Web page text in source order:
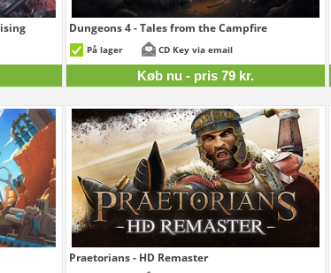
Dungeons 4 - Tales from the Campfire
På lager CD Key via email
Køb nu - pris 79 kr.
Praetorians - HD Remaster